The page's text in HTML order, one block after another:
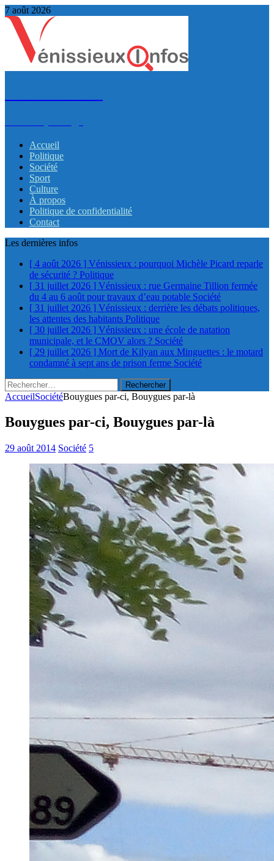
7 août 2026
Accueil
Politique
Société
Sport
Culture
À propos
Politique de confidentialité
Contact
Les dernières infos
[ 4 août 2026 ] Vénissieux : pourquoi Michèle Picard reparle
de sécurité ? Politique
[ 31 juillet 2026 ] Vénissieux : rue Germaine Tillion fermée
du 4 au 6 août pour travaux d’eau potable Société
[ 31 juillet 2026 ] Vénissieux : derrière les débats politiques,
les attentes des habitants Politique
[ 30 juillet 2026 ] Vénissieux : une école de natation
municipale, et le CMOV alors ? Société
[ 29 juillet 2026 ] Mort de Kilyan aux Minguettes : le motard
condamné à sept ans de prison ferme Société
Rechercher :
AccueilSociétéBouygues par-ci, Bouygues par-là
Bouygues par-ci, Bouygues par-là
29 août 2014 Société 5